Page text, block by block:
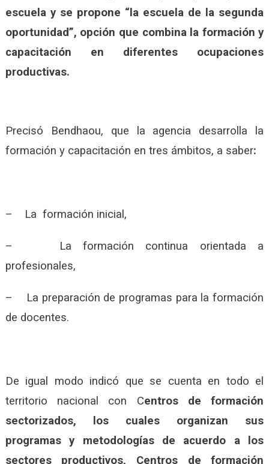
escuela y se propone “la escuela de la segunda
oportunidad”, opción que combina la formación y
capacitación en diferentes ocupaciones
productivas.
Precisó Bendhaou, que la agencia desarrolla la
formación y capacitación en tres ámbitos, a saber:
– La formación inicial,
– La formación continua orientada a
profesionales,
– La preparación de programas para la formación
de docentes.
De igual modo indicó que se cuenta en todo el
territorio nacional con Centros de formación
sectorizados, los cuales organizan sus
programas y metodologías de acuerdo a los
sectores productivos, Centros de formación